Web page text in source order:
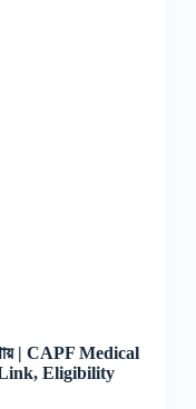
| CAPF Medical
Eligibility